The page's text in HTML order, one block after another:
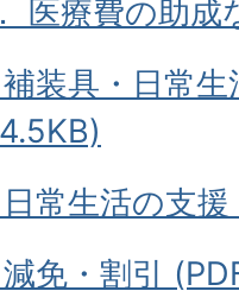
医療費の助
装具・日常
常生活の支
免・割引